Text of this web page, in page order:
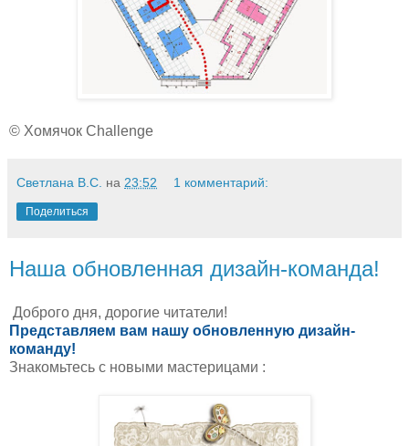
© Хомячок Challenge
Светлана В.С. на 23:52 1 комментарий:
Поделиться
Наша обновленная дизайн-команда!
Доброго дня, дорогие читатели!
Представляем вам нашу обновленную дизайн-
команду!
Знакомьтесь с новыми мастерицами :